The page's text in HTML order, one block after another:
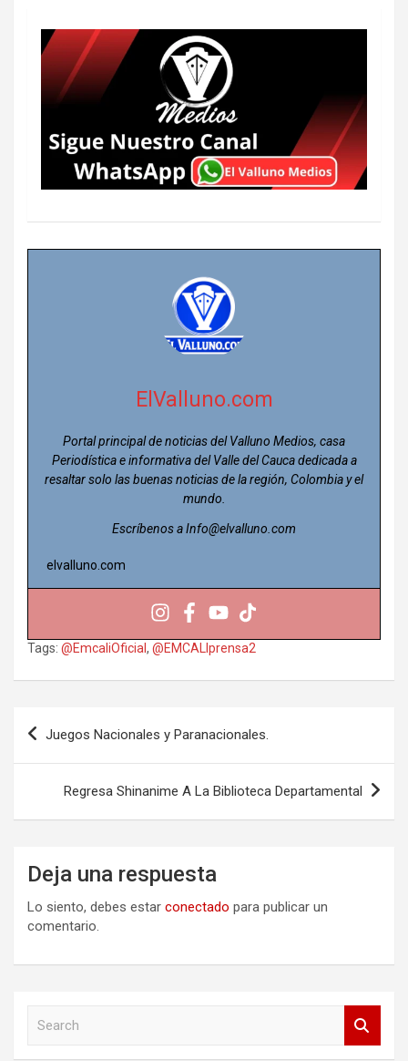
ElValluno.com
Portal principal de noticias del Valluno Medios, casa
Periodística e informativa del Valle del Cauca dedicada a
resaltar solo las buenas noticias de la región, Colombia y el
mundo.
Escríbenos a Info@elvalluno.com
elvalluno.com
Tags: @EmcaliOficial , @EMCALIprensa2
Navegación
entradas
Juegos Nacionales y Paranacionales.
Regresa Shinanime A La Biblioteca Departamental
Deja una respuesta
Lo siento, debes estar conectado para publicar un
comentario.